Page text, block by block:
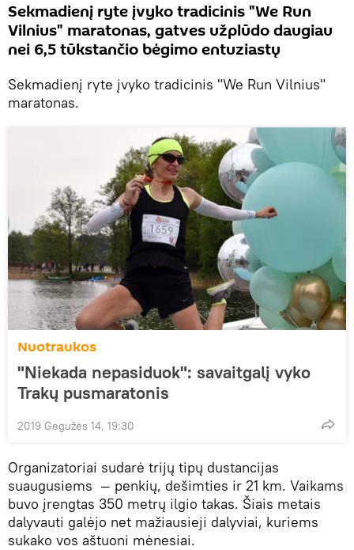
Sekmadienį ryte įvyko tradicinis "We Run
Vilnius" maratonas, gatves užplūdo daugiau
nei 6,5 tūkstančio bėgimo entuziastų
Sekmadienį ryte įvyko tradicinis "We Run Vilnius"
maratonas.
Nuotraukos
"Niekada nepasiduok": savaitgalį vyko
Trakų pusmaratonis
2019 Gegužės 14, 19:30
Organizatoriai sudarė trijų tipų dustancijas
suaugusiems — penkių, dešimties ir 21 km. Vaikams
buvo įrengtas 350 metrų ilgio takas. Šiais metais
dalyvauti galėjo net mažiausieji dalyviai, kuriems
sukako vos aštuoni mėnesiai.